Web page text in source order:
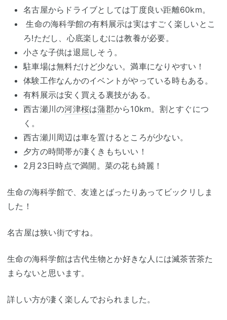
名古屋からドライブとしては丁度良い距離60km。
生命の海科学館の有料展示は実はすごく楽しいとこ
ろ!ただし、心底楽しむには教養が必要。
小さな子供は退屈しそう。
駐車場は無料だけど少ない。満車になりやすい！
体験工作なんかのイベントがやっている時もある。
有料展示は安く買える裏技がある。
西古瀬川の河津桜は蒲郡から10km。割とすぐにつ
く。
西古瀬川周辺は車を置けるところが少ない。
夕方の時間帯が凄くきもちいい！
2月23日時点で満開。菜の花も綺麗！
生命の海科学館で、友達とばったりあってビックリしま
した！
名古屋は狭い街ですね。
生命の海科学館は古代生物とか好きな人には滅茶苦茶た
まらないと思います。
詳しい方が凄く楽しんでおられました。